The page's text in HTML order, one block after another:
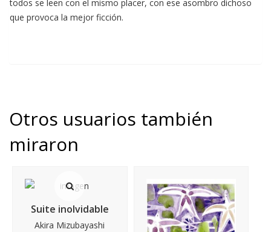
todos se leen con el mismo placer, con ese asombro dichoso
que provoca la mejor ficción.
Otros usuarios también
miraron
Suite inolvidable
Akira Mizubayashi